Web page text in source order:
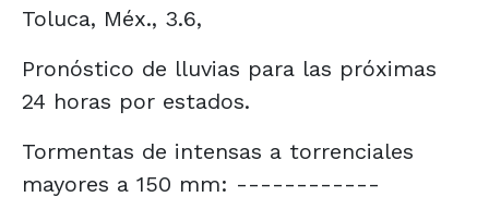
Toluca, Méx., 3.6,
Pronóstico de lluvias para las próximas
24 horas por estados.
Tormentas de intensas a torrenciales
mayores a 150 mm: ------------